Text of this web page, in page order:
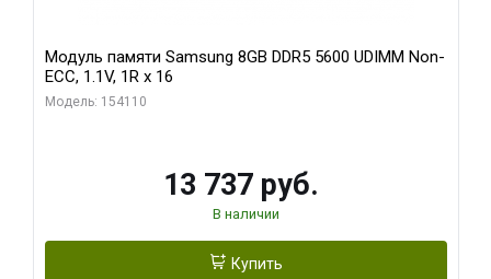
Модуль памяти Samsung 8GB DDR5 5600 UDIMM Non-
ECC, 1.1V, 1R x 16
Модель: 154110
13 737 руб.
В наличии
Купить